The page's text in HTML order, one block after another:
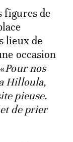
figures de
lieux de
occasion
Pour nos
Hilloula,
pieuse.
de prier